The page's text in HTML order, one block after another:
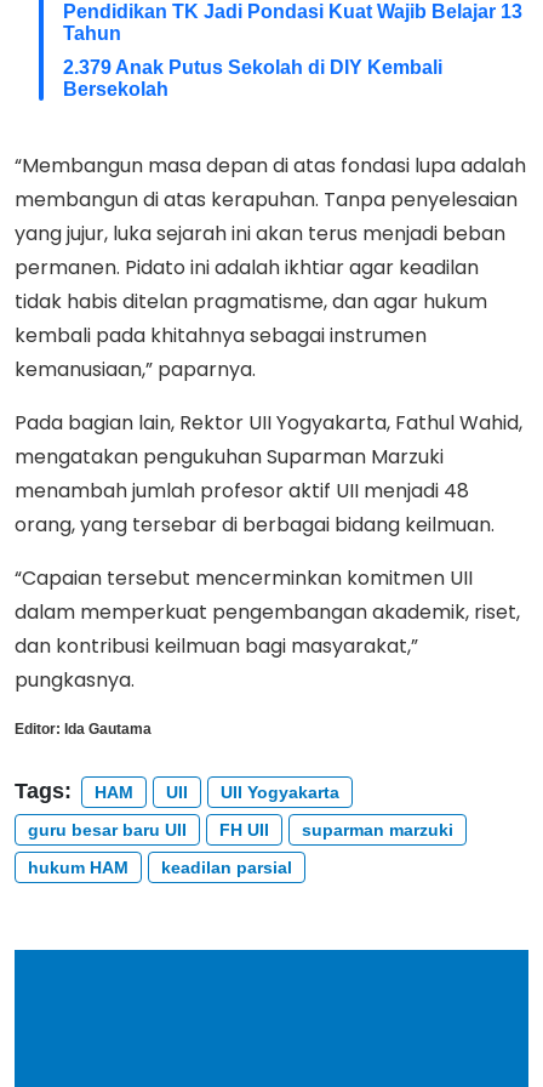
Pendidikan TK Jadi Pondasi Kuat Wajib Belajar 13
Tahun
2.379 Anak Putus Sekolah di DIY Kembali
Bersekolah
“Membangun masa depan di atas fondasi lupa adalah
membangun di atas kerapuhan. Tanpa penyelesaian
yang jujur, luka sejarah ini akan terus menjadi beban
permanen. Pidato ini adalah ikhtiar agar keadilan
tidak habis ditelan pragmatisme, dan agar hukum
kembali pada khitahnya sebagai instrumen
kemanusiaan,” paparnya.
Pada bagian lain, Rektor UII Yogyakarta, Fathul Wahid,
mengatakan pengukuhan Suparman Marzuki
menambah jumlah profesor aktif UII menjadi 48
orang, yang tersebar di berbagai bidang keilmuan.
“Capaian tersebut mencerminkan komitmen UII
dalam memperkuat pengembangan akademik, riset,
dan kontribusi keilmuan bagi masyarakat,”
pungkasnya.
Editor: Ida Gautama
Tags: HAM UII
UII Yogyakarta
guru besar baru UII
FH UII
suparman marzuki
hukum HAM
keadilan parsial